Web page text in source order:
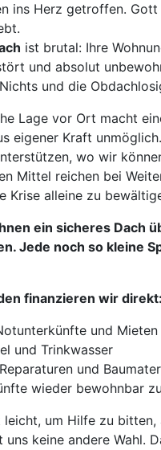
ins Herz getroffen. Gott
ist brutal: Ihre
und absolut
und die
Lage vor Ort macht
eigener Kraft
wo wir
Mittel reichen bei
Krise alleine zu
ein sicheres Dach
Jede noch so kleine
finanzieren wir direkt:
und Mieten
und Trinkwasser
und
wieder bewohnbar
leicht, um Hilfe zu bitten,
keine andere Wahl.